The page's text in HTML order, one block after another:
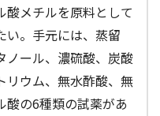
酸メチルを原料として
い。手元には、蒸留
ノール、濃硫酸、炭酸
リウム、無水酢酸、無
酸の6種類の試薬があ